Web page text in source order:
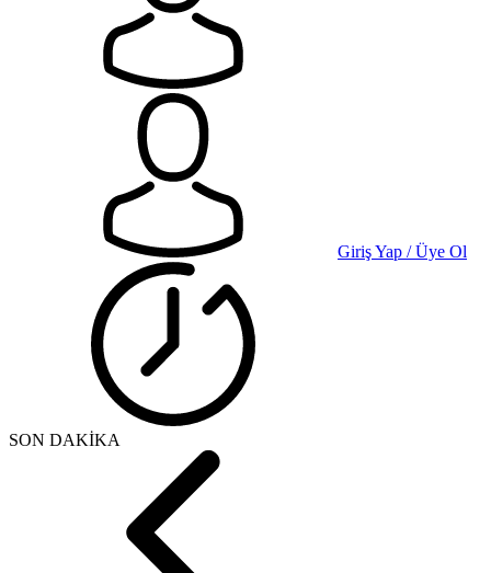
Giriş Yap / Üye Ol
SON DAKİKA